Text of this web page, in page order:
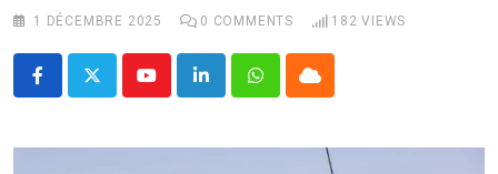
International
À propos
1 DÉCEMBRE 2025
0 COMMENTS 182 VIEWS
YoutubeLinkedInWhatsappCloud